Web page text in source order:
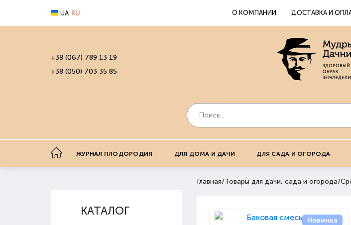
UA RU О КОМПАНИИ ДОСТАВКА И
+38 (067) 789 13 19
+38 (050) 703 35 85
ЖУРНАЛ ПЛОДОРОДИЯ ДЛЯ ДОМА И ДАЧИ ДЛЯ САДА И ОГОРОДА
КАТАЛОГ
Главная/Товары для дачи, сада и огорода/
Новинка